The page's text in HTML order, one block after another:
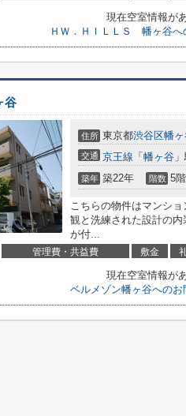
現在空室情報が
ＨＷ．ＨＩＬＬＳ 幡ヶ谷へ
谷
住所 東京都渋谷区幡
交通 京王線 「 幡ヶ谷
築年 築22年 階数 5
こちらの物件はマンシ
観と洗練された設計の
が付...
管理費・共益費 敷金
現在空室情報が
ベルメゾン幡ヶ谷へのお